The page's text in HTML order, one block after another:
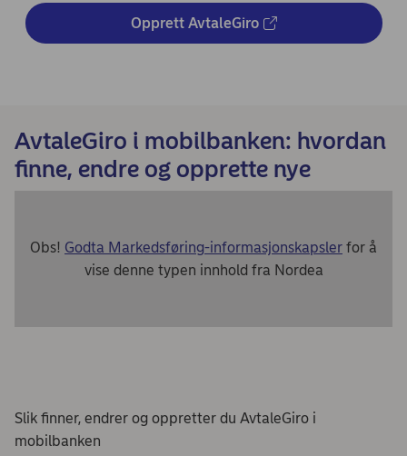
Opprett AvtaleGiro
AvtaleGiro i mobilbanken: hvordan
finne, endre og opprette nye
Obs! Godta Markedsføring-informasjonskapsler for å
vise denne typen innhold fra Nordea
Slik finner, endrer og oppretter du AvtaleGiro i
mobilbanken